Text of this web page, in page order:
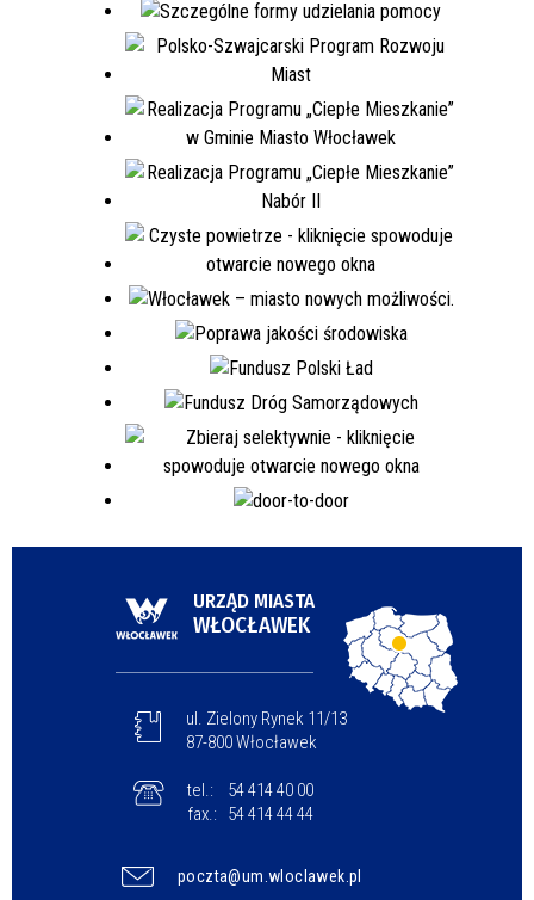
URZĄD MIASTA
WŁOCŁAWEK
ul. Zielony Rynek 11/13
87-800 Włocławek
tel.:
54 414 40 00
fax.:
54 414 44 44
poczta@um.wloclawek.pl